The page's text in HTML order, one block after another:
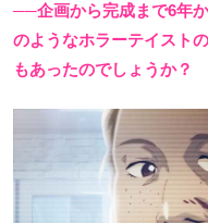
──企画から完成まで6年
のようなホラーテイスト
もあったのでしょうか？